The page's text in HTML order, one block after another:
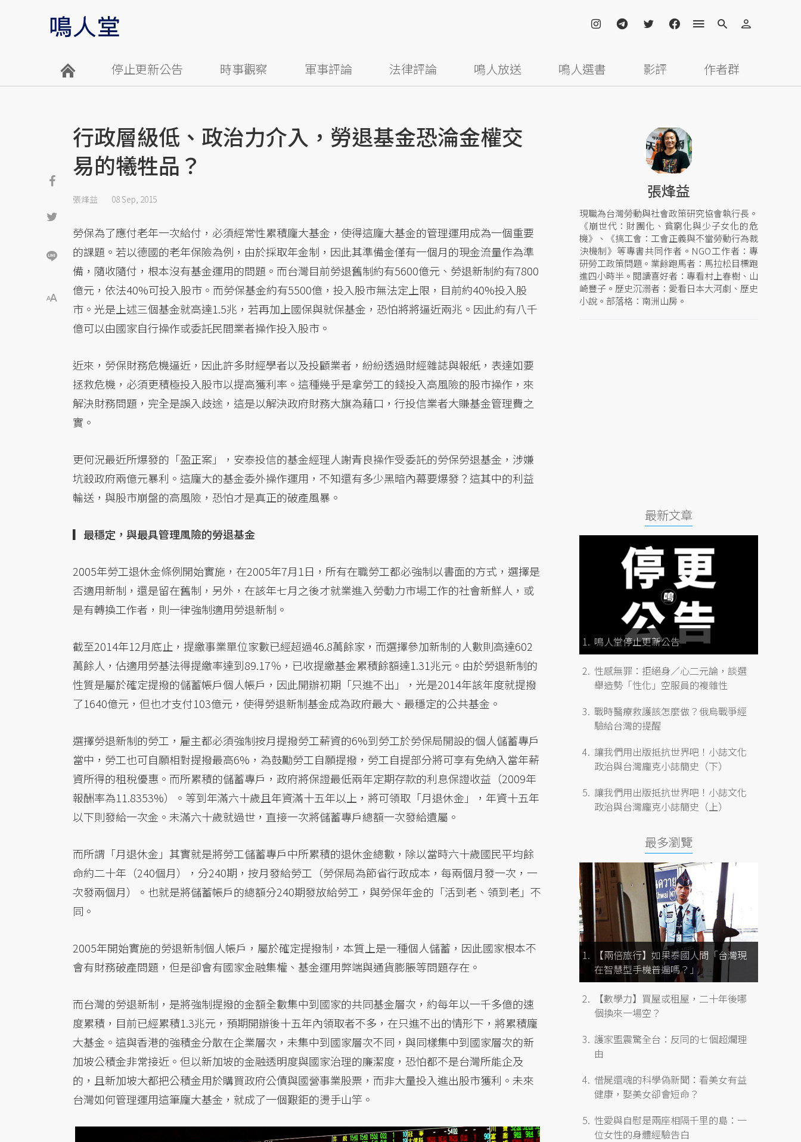
停止更新公告 時事觀察 軍事評論 法律評論 鳴人放送 鳴人選書 影評 作者群
行政層級低、政治力介入，勞退基金恐淪金權交
易的犧牲品？
張烽益 08 Sep, 2015
勞保為了應付老年一次給付，必須經常性累積龐大基金，使得這龐大基金的管理運用成為一個重要
的課題。若以德國的老年保險為例，由於採取年金制，因此其準備金僅有一個月的現金流量作為準
備，隨收隨付，根本沒有基金運用的問題。而台灣目前勞退舊制約有5600億元、勞退新制約有7800
億元，依法40%可投入股市。而勞保基金約有5500億，投入股市無法定上限，目前約40%投入股
市。光是上述三個基金就高達1.5兆，若再加上國保與就保基金，恐怕將將逼近兩兆。因此約有八千
億可以由國家自行操作或委託民間業者操作投入股市。
近來，勞保財務危機逼近，因此許多財經學者以及投顧業者，紛紛透過財經雜誌與報紙，表達如要
拯救危機，必須更積極投入股市以提高獲利率。這種幾乎是拿勞工的錢投入高風險的股市操作，來
解決財務問題，完全是誤入歧途，這是以解決政府財務大旗為藉口，行投信業者大賺基金管理費之
實。
更何況最近所爆發的「盈正案」，安泰投信的基金經理人謝青良操作受委託的勞保勞退基金，涉嫌
坑殺政府兩億元暴利。這龐大的基金委外操作運用，不知還有多少黑暗內幕要爆發？這其中的利益
輸送，與股市崩盤的高風險，恐怕才是真正的破產風暴。
▎最穩定，與最具管理風險的勞退基金
2005年勞工退休金條例開始實施，在2005年7月1日，所有在職勞工都必強制以書面的方式，選擇是
否適用新制，還是留在舊制，另外，在該年七月之後才就業進入勞動力市場工作的社會新鮮人，或
是有轉換工作者，則一律強制適用勞退新制。
截至2014年12月底止，提繳事業單位家數已經超過46.8萬餘家，而選擇參加新制的人數則高達602
萬餘人，佔適用勞基法得提繳率達到89.17％，已收提繳基金累積餘額達1.31兆元。由於勞退新制的
性質是屬於確定提撥的儲蓄帳戶個人帳戶，因此開辦初期「只進不出」，光是2014年該年度就提撥
了1640億元，但也才支付103億元，使得勞退新制基金成為政府最大、最穩定的公共基金。
選擇勞退新制的勞工，雇主都必須強制按月提撥勞工薪資的6%到勞工於勞保局開設的個人儲蓄專戶
當中，勞工也可自願相對提撥最高6%，為鼓勵勞工自願提撥，勞工自提部分將可享有免納入當年薪
資所得的租稅優惠。而所累積的儲蓄專戶，政府將保證最低兩年定期存款的利息保證收益（2009年
報酬率為11.8353%）。等到年滿六十歲且年資滿十五年以上，將可領取「月退休金」，年資十五年
以下則發給一次金。未滿六十歲就過世，直接一次將儲蓄專戶總額一次發給遺屬。
而所謂「月退休金」其實就是將勞工儲蓄專戶中所累積的退休金總數，除以當時六十歲國民平均餘
命約二十年（240個月），分240期，按月發給勞工（勞保局為節省行政成本，每兩個月發一次，一
次發兩個月）。也就是將儲蓄帳戶的總額分240期發放給勞工，與勞保年金的「活到老、領到老」不
同。
2005年開始實施的勞退新制個人帳戶，屬於確定提撥制，本質上是一種個人儲蓄，因此國家根本不
會有財務破產問題，但是卻會有國家金融集權、基金運用弊端與通貨膨脹等問題存在。
而台灣的勞退新制，是將強制提撥的金額全數集中到國家的共同基金層次，約每年以一千多億的速
度累積，目前已經累積1.3兆元，預期開辦後十五年內領取者不多，在只進不出的情形下，將累積龐
大基金。這與香港的強積金分散在企業層次，未集中到國家層次不同，與同樣集中到國家層次的新
加坡公積金非常接近。但以新加坡的金融透明度與國家治理的廉潔度，恐怕都不是台灣所能企及
的，且新加坡大都把公積金用於購買政府公債與國營事業股票，而非大量投入進出股市獲利。未來
台灣如何管理運用這筆龐大基金，就成了一個艱鉅的燙手山竽。
張烽益
現職為台灣勞動與社會政策研究協會執行長。
《崩世代：財團化、貧窮化與少子女化的危
機》、《搞工會：工會正義與不當勞動行為裁
決機制》等專書共同作者。NGO工作者：專
研勞工政策問題。業餘跑馬者：馬拉松目標跑
進四小時半。閱讀喜好者：專看村上春樹、山
崎豐子。歷史沉溺者：愛看日本大河劇、歷史
小說。部落格：南洲山房。
最新文章
鳴人堂停止更新公告
性感無罪：拒絕身／心二元論，談選
舉造勢「性化」空服員的複雜性
戰時醫療救護該怎麼做？俄烏戰爭經
驗給台灣的提醒
讓我們用出版抵抗世界吧！小誌文化
政治與台灣龐克小誌簡史（下）
讓我們用出版抵抗世界吧！小誌文化
政治與台灣龐克小誌簡史（上）
最多瀏覽
【兩倍旅行】如果泰國人問「台灣現
在智慧型手機普遍嗎？」
【數學力】買屋或租屋，二十年後哪
個換來一場空？
護家盟震驚全台：反同的七個超爛理
由
借屍還魂的科學偽新聞：看美女有益
健康，娶美女卻會短命？
性愛與自慰是兩座相隔千里的島：一
位女性的身體經驗告白